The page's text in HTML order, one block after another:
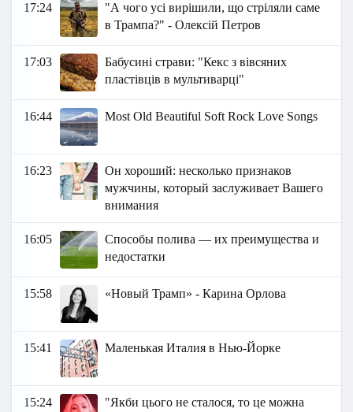
17:24
"А чого усі вирішили, що стріляли саме
в Трампа?" - Олексій Петров
17:03
Бабусині страви: "Кекс з вівсяних
пластівців в мультиварці"
16:44 Most Old Beautiful Soft Rock Love Songs
16:23
Он хороший: несколько признаков
мужчины, который заслуживает Вашего
внимания
16:05
Способы полива — их преимущества и
недостатки
15:58 «Новый Трамп» - Карина Орлова
15:41 Маленькая Италия в Нью-Йорке
15:24
"Якби цього не сталося, то це можна